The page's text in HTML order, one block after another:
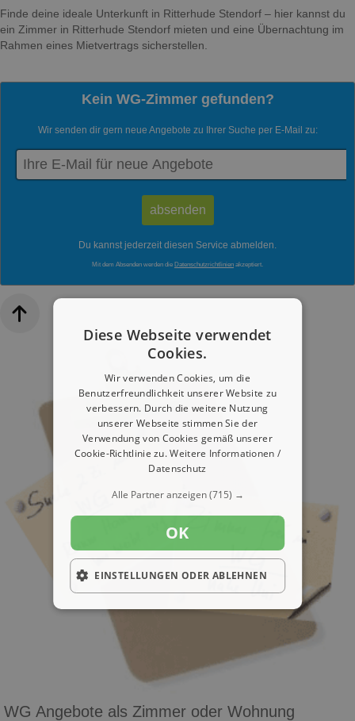
Finde deine ideale Unterkunft in Ritterhude Stendorf – hier kannst du
ein Zimmer in Ritterhude Stendorf mieten und eine Übernachtung im
Rahmen eines Mietvertrags sicherstellen.
Kein WG-Zimmer gefunden?
Wir senden dir gern neue Angebote zu Ihrer Suche per E-Mail zu:
Du kannst jederzeit diesen Service abmelden.
Mit dem Absenden werden die Datenschutzrichtlinien akzeptiert.
WG Angebote als Zimmer oder Wohnung
Diese Webseite verwendet
Cookies.
Wir verwenden Cookies, um die
Benutzerfreundlichkeit unserer Website zu
verbessern. Durch die weitere Nutzung
unserer Webseite stimmen Sie der
Verwendung von Cookies gemäß unserer
Cookie-Richtlinie zu.Weitere Informationen /
Datenschutz
Alle Partner anzeigen(715) →
OK
EINSTELLUNGEN ODER ABLEHNEN